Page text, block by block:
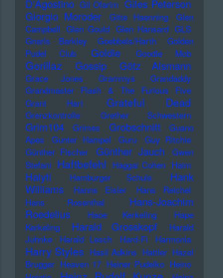
D'Agostino Gil Ofarim Giles Peterson
Giorgio Moroder
Gitte Haenning
Glen
Campbell Glen Gould Glen Hansard GLS
Gnarls Barkley
Goebbels/Harth
Golden
Pudel Club
Goldie Goodie Mob
Gorillaz Gossip Götz Alsmann
Grace Jones Grammys
Grandaddy
Grandmaster Flash & The Furious Five
Grant Hart
Grateful Dead
Grenzkontrolle Grether Schwestern
Grim104 Grimes Grobschnitt
Guano
Apes
Gunter Hampel Guru
Guy Ritchie
Günther Fischer
Günther Jauch
Gwen
Stefani Haftbefehl Haggai Cohen Haim
Haiyti Hamburger Schule
Hank
Williams
Hanns Eisler
Hans Reichel
Hans Rosenthal
Hans-Joachim
Roedelius
Haoe Kerkeling
Hape
Kerkeling
Harald Grosskopf
Harald
Juhnke
Harald Lesch Hard-Fi Harmonia
Harry Styles Hasil Adkins Hattler Hazel
Brugger Heaven 17 Heiner Pudelko Heino